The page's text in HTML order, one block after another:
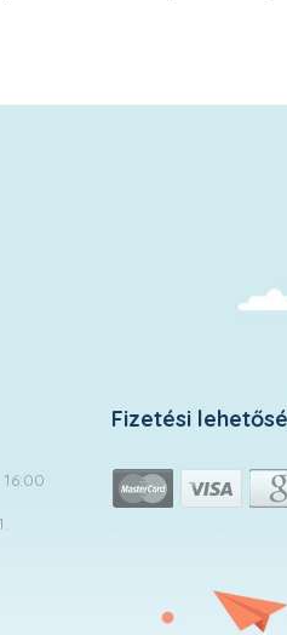
Fizetési